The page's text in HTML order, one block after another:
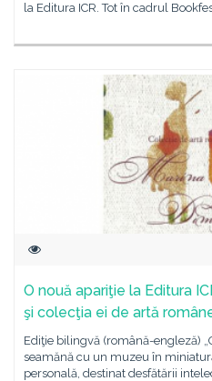
la Editura ICR. Tot în cadrul
O nouă apariţie la Editura
şi colecţia ei de artă
Ediţie bilingvă (română-engleză)
seamănă cu un muzeu în
personală, destinat desfătării